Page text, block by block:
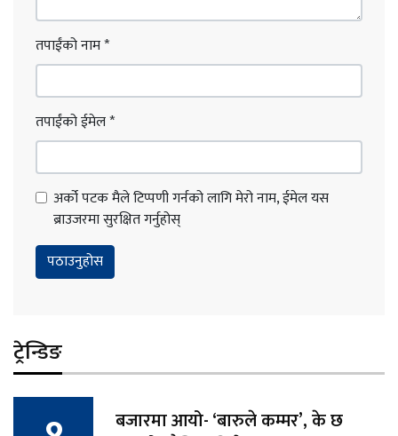
तपाईंको नाम*
तपाईंको ईमेल*
अर्को पटक मैले टिप्पणी गर्नको लागि मेरो नाम, ईमेल यस
ब्राउजरमा सुरक्षित गर्नुहोस्
ट्रेन्डिङ
बजारमा आयो- ‘बारुले कम्मर’, के छ